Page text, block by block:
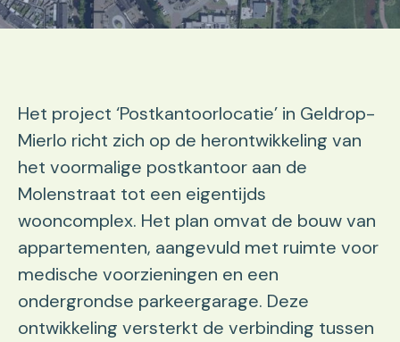
Het project ‘Postkantoorlocatie’ in Geldrop-
Mierlo richt zich op de herontwikkeling van
het voormalige postkantoor aan de
Molenstraat tot een eigentijds
wooncomplex. Het plan omvat de bouw van
appartementen, aangevuld met ruimte voor
medische voorzieningen en een
ondergrondse parkeergarage. Deze
ontwikkeling versterkt de verbinding tussen